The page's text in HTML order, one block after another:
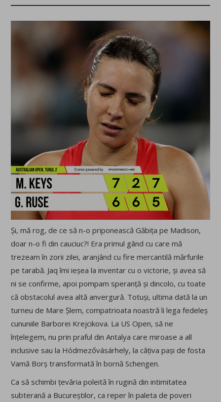
Și, mă rog, de ce să n-o priponească Găbița pe Madison,
doar n-o fi din cauciuc?! Era primul gând cu care mă
trezeam în zorii zilei, aranjând cu fire mercantilă mărfurile
pe tarabă. Jaq îmi ieșea la inventar cu o victorie, și avea să
ni se confirme, apoi pompam speranță și dincolo, cu toate
că obstacolul avea altă anvergură. Totuși, ultima dată la un
turneu de Mare Șlem, compatrioata noastră îi lega fedeleș
cununiile Barborei Krejcikova. La US Open, să ne
înțelegem, nu prin praful din Antalya care miroase a all
inclusive sau la Hódmezővásárhely, la câțiva pași de fosta
Vamă Borș transformată în bornă Schengen.
Ca să schimbi țevăria poleită în rugină din intimitatea
subterană a Bucureștilor, ca reper în paleta de poveri